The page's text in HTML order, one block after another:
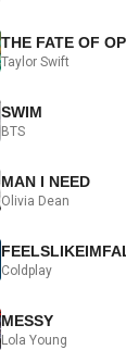
THE FATE OF
Taylor Swift
SWIM
BTS
MAN I NEED
Olivia Dean
Coldplay
MESSY
Lola Young